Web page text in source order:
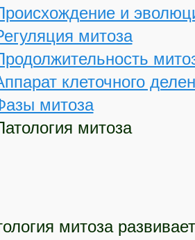
и
митоза
клеточного
митоза
митоза
митоза